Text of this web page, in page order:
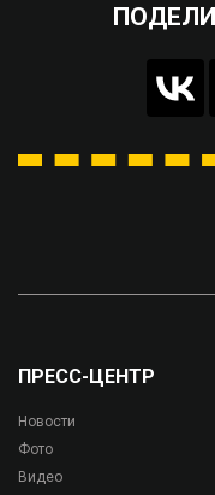
ПРЕСС-ЦЕНТР
Новости
Фото
Видео